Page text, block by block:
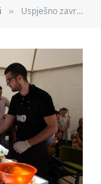
» Uspješno završen 2. Ženski sajam u Sarajevu